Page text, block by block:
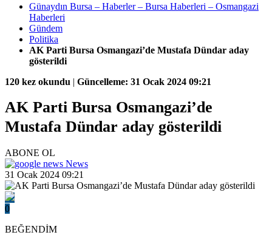
Günaydın Bursa – Haberler – Bursa Haberleri – Osmangazi
Haberleri
Gündem
Politika
AK Parti Bursa Osmangazi’de Mustafa Dündar aday
gösterildi
120 kez okundu | Güncelleme: 31 Ocak 2024 09:21
AK Parti Bursa Osmangazi’de
Mustafa Dündar aday gösterildi
ABONE OL
News
31 Ocak 2024 09:21
0
BEĞENDİM